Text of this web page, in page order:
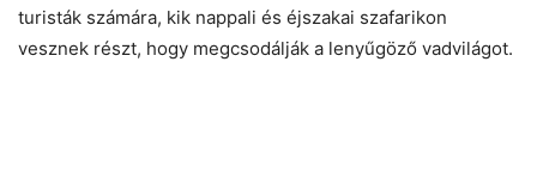
turisták számára, kik nappali és éjszakai szafarikon
vesznek részt, hogy megcsodálják a lenyűgöző vadvilágot.